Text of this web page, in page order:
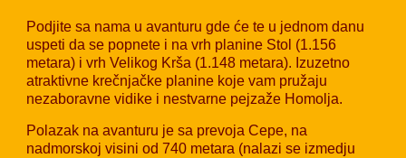
Podjite sa nama u avanturu gde će te u jednom danu
uspeti da se popnete i na vrh planine Stol (1.156
metara) i vrh Velikog Krša (1.148 metara). Izuzetno
atraktivne krečnjačke planine koje vam pružaju
nezaboravne vidike i nestvarne pejzaže Homolja.
Polazak na avanturu je sa prevoja Cepe, na
nadmorskoj visini od 740 metara (nalazi se izmedju